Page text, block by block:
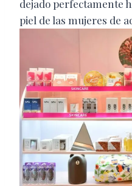
dejado perfectamente
piel de las mujeres de